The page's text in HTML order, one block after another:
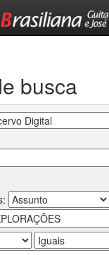
busca